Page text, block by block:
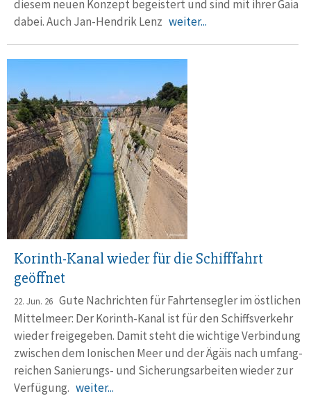
diesem neuen Konzept begeistert und sind mit ihrer Gaia
dabei. Auch Jan-Hendrik Lenz weiter...
Korinth-Kanal wieder für die Schifffahrt
geöffnet
22. Jun. 26 Gute Nachrichten für Fahrtensegler im östlichen
Mittel­meer: Der Korinth-Kanal ist für den Schiffs­verkehr
wieder freige­geben. Damit steht die wichtige Verbindung
zwischen dem Ioni­schen Meer und der Ägäis nach umfang­
reichen Sanierungs- und Sicherungs­arbeiten wieder zur
Verfügung. weiter...